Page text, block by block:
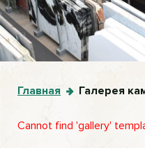
Главная Галерея
Cannot find 'gallery'